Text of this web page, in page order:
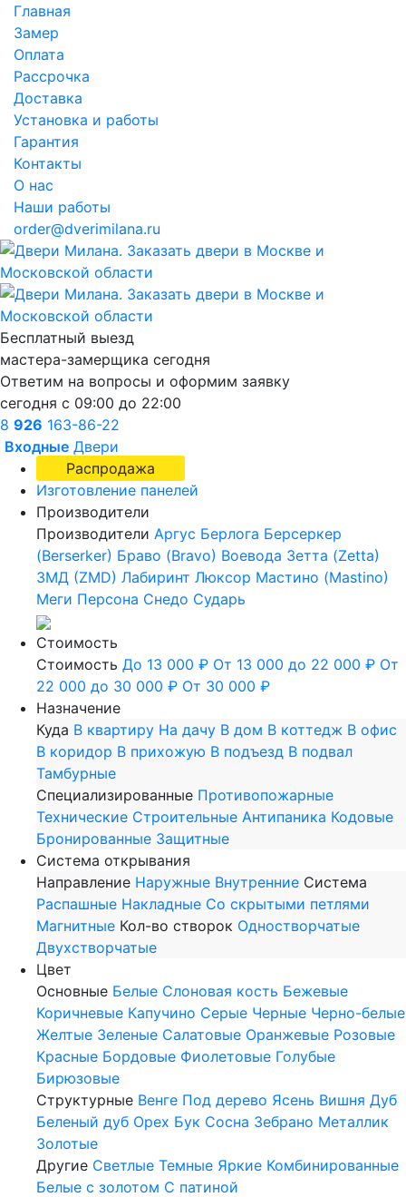
Главная
Замер
Оплата
Рассрочка
Доставка
Установка и работы
Гарантия
Контакты
О нас
Наши работы
order@dverimilana.ru
Бесплатный выезд
мастера-замерщика сегодня
Ответим на вопросы и оформим заявку
сегодня с 09:00 до 22:00
8 926 163-86-22
Входные Двери
Распродажа
Изготовление панелей
Производители
Производители Аргус Берлога Берсеркер
(Berserker) Браво (Bravo) Воевода Зетта (Zetta)
ЗМД (ZMD) Лабиринт Люксор Мастино (Mastino)
Меги Персона Снедо Сударь
Стоимость
Стоимость До 13 000 ₽ От 13 000 до 22 000 ₽ От
22 000 до 30 000 ₽ От 30 000 ₽
Назначение
Куда В квартиру На дачу В дом В коттедж В офис
В коридор В прихожую В подъезд В подвал
Тамбурные
Специализированные Противопожарные
Технические Строительные Антипаника Кодовые
Бронированные Защитные
Система открывания
Направление Наружные Внутренние Система
Распашные Накладные Со скрытыми петлями
Магнитные Кол-во створок Одностворчатые
Двухстворчатые
Цвет
Основные Белые Слоновая кость Бежевые
Коричневые Капучино Серые Черные Черно-белые
Желтые Зеленые Салатовые Оранжевые Розовые
Красные Бордовые Фиолетовые Голубые
Бирюзовые
Структурные Венге Под дерево Ясень Вишня Дуб
Беленый дуб Орех Бук Сосна Зебрано Металлик
Золотые
Другие Светлые Темные Яркие Комбинированные
Белые с золотом С патиной